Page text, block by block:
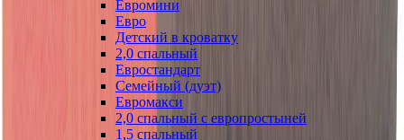
Евромини
Евро
Детский в кроватку
2,0 спальный
Евростандарт
Семейный (дуэт)
Евромакси
2,0 спальный с европростыней
1,5 спальный